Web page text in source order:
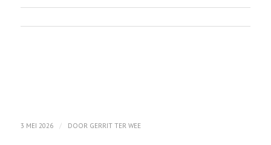
3 MEI 2026 / DOOR GERRIT TER WEE